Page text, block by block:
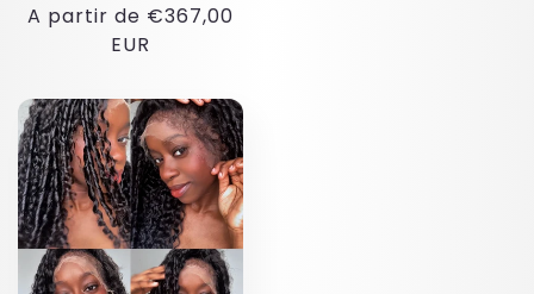
Preço
A partir de €367,00
EUR